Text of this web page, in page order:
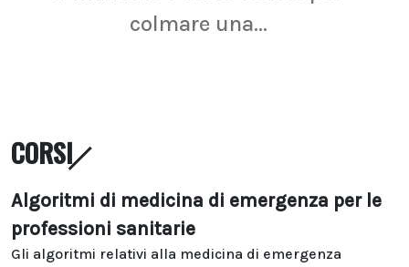
colmare una...
CORSI
Algoritmi di medicina di emergenza per le
professioni sanitarie
Gli algoritmi relativi alla medicina di emergenza